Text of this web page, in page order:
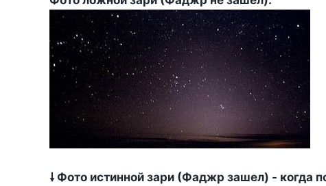
🠗 Фото истинной зари (Фаджр зашел) - когда